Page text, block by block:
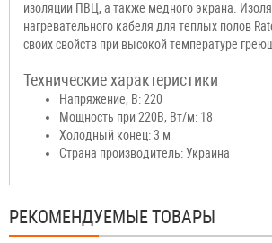
изоляции ПВЦ, а также медного экрана.
нагревательного кабеля для теплых полов
своих свойств при высокой температуре
Технические характеристики
Напряжение, В: 220
Мощность при 220В, Вт/м: 18
Холодный конец: 3 м
Страна производитель: Украина
РЕКОМЕНДУЕМЫЕ ТОВАРЫ